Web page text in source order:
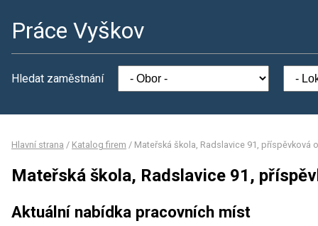
Práce Vyškov
Hledat zaměstnání
Hlavní strana / Katalog firem / Mateřská škola, Radslavice 91, příspěvková
Mateřská škola, Radslavice 91,
Aktuální nabídka pracovních míst